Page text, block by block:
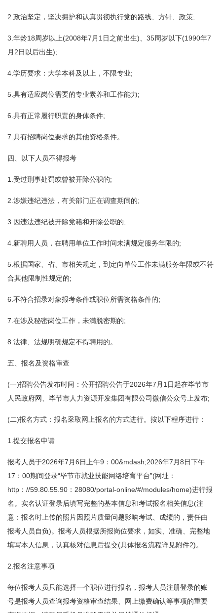
2.政治坚定，坚决拥护和认真贯彻执行党的路线、方针、政策;
3.年龄18周岁以上(2008年7月1日之前出生)、35周岁以下(1990年7
月2日以后出生);
4.学历要求：大学本科及以上，不限专业;
5.具有适应岗位需要的专业素养和工作能力;
6.具有正常履行职责的身体条件;
7.具有招聘岗位要求的其他资格条件。
四、以下人员不得报考
1.受过刑事处罚或曾被开除公职的;
2.涉嫌违纪违法，有关部门正在调查期间的;
3.因违法违纪被开除党籍和开除公职的;
4.新聘用人员，在聘用单位工作时间未满规定服务年限的;
5.根据国家、省、市相关规定，到定向单位工作未满服务年限或不符
合其他限制性规定的;
6.不符合招录对象报考条件或职位所需资格条件的;
7.在涉及秘密岗位工作，未满脱密期的;
8.法律、法规明确规定不得聘用的。
五、报名及资格审查
(一)招聘公告发布时间：公开招聘公告于2026年7月1日起在毕节市
人民政府网、毕节市人力资源开发集团有限公司微信公众号上发布;
(二)报名方式：报名采取网上报名的方式进行。按以下程序进行：
1.提交报名申请
报考人员于2026年7月6日上午9：00&mdash;2026年7月8日下午
17：00期间登录“毕节市就业技能网络培育平台”(网址：
http：//59.80.55.90：28080/portal-online/#/modules/home)进行报
名。实名认证登录后填写完整的基本信息和考试报名相关信息(注
意：报名时上传的照片因照片质量问题影响考试、成绩的，责任由
报考人员自负)。报考人员根据所报岗位要求，如实、准确、完整地
填写本人信息，认真核对信息后提交(具体报名流程详见附件2)。
2.报名注意事项
每位报考人员只能选择一个职位进行报名，报考人员注册登录的账
号是报考人员查询报考资格审查结果、网上缴费确认等事项的重要